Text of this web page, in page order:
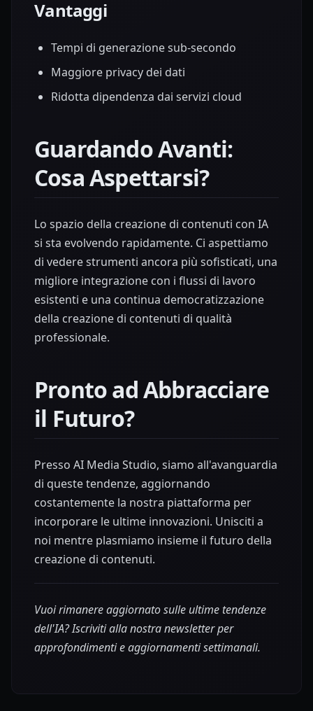
Vantaggi
Tempi di generazione sub-secondo
Maggiore privacy dei dati
Ridotta dipendenza dai servizi cloud
Guardando Avanti:
Cosa Aspettarsi?
Lo spazio della creazione di contenuti con IA
si sta evolvendo rapidamente. Ci aspettiamo
di vedere strumenti ancora più sofisticati, una
migliore integrazione con i flussi di lavoro
esistenti e una continua democratizzazione
della creazione di contenuti di qualità
professionale.
Pronto ad Abbracciare
il Futuro?
Presso AI Media Studio, siamo all'avanguardia
di queste tendenze, aggiornando
costantemente la nostra piattaforma per
incorporare le ultime innovazioni. Unisciti a
noi mentre plasmiamo insieme il futuro della
creazione di contenuti.
Vuoi rimanere aggiornato sulle ultime tendenze
dell'IA? Iscriviti alla nostra newsletter per
approfondimenti e aggiornamenti settimanali.